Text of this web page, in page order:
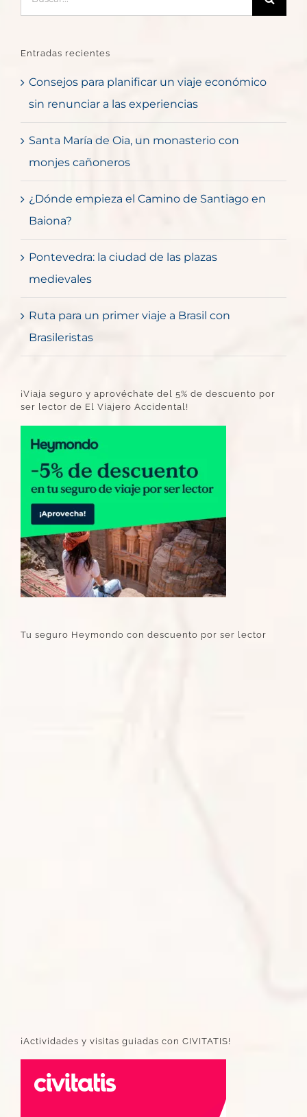
Entradas recientes
Consejos para planificar un viaje económico
sin renunciar a las experiencias
Santa María de Oia, un monasterio con
monjes cañoneros
¿Dónde empieza el Camino de Santiago en
Baiona?
Pontevedra: la ciudad de las plazas
medievales
Ruta para un primer viaje a Brasil con
Brasileristas
¡Viaja seguro y aprovéchate del 5% de descuento por
ser lector de El Viajero Accidental!
Tu seguro Heymondo con descuento por ser lector
¡Actividades y visitas guiadas con CIVITATIS!